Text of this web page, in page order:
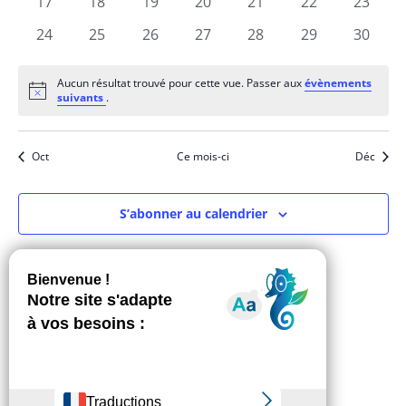
0
24
0
25
0
26
0
27
0
28
0
29
0
30
Notice
Aucun résultat trouvé pour cette vue. Passer auxévènements
suivants .
Oct Ce mois-ci Déc
S’abonner au calendrier